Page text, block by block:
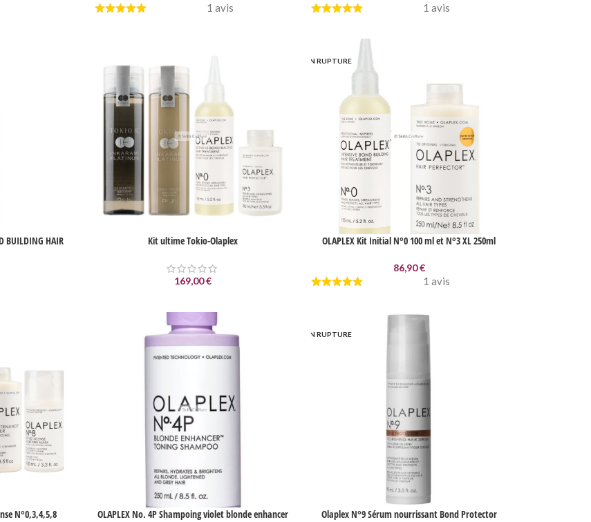
1 avis 1 avis
BUILDING HAIR
Kit ultime Tokio-Olaplex
169,00€
EN RUPTURE
OLAPLEX Kit Initial N°0 100 ml et N°3 XL 250ml
86,90€
1 avis
N°0,3,4,5,8 OLAPLEX No. 4P Shampoing violet blonde enhancer
EN RUPTURE
Olaplex N°9 Sérum nourrissant Bond Protector